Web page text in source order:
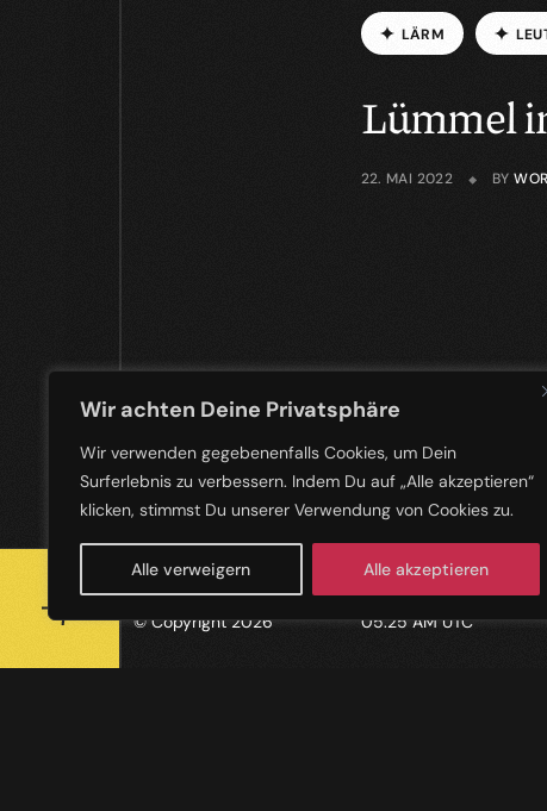
Wir achten Deine Privatsphäre
Wir verwenden gegebenenfalls Cookies, um Dein
Surferlebnis zu verbessern. Indem Du auf „Alle akzeptieren“
klicken, stimmst Du unserer Verwendung von Cookies zu.
Alle verweigern Alle akzeptieren
VERSION
© Copyright 2026
LOCAL TIME
05:25 AM UTC
LÄRM LEU
Lümmel
22. MAI 2022 BY